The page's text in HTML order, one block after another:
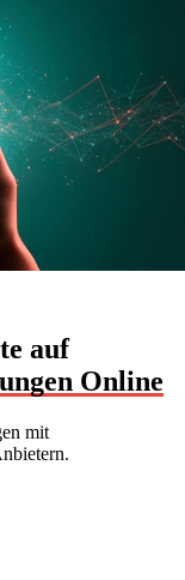
auf
Online
mit